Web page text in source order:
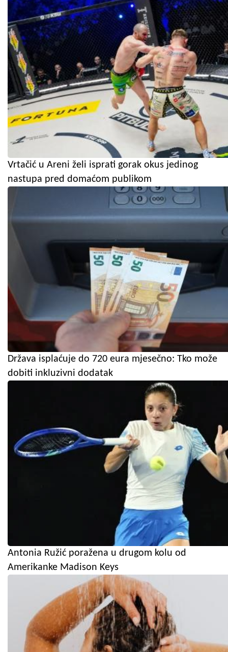
Vrtačić u Areni želi isprati gorak okus jedinog
nastupa pred domaćom publikom
Država isplaćuje do 720 eura mjesečno: Tko može
dobiti inkluzivni dodatak
Antonia Ružić poražena u drugom kolu od
Amerikanke Madison Keys